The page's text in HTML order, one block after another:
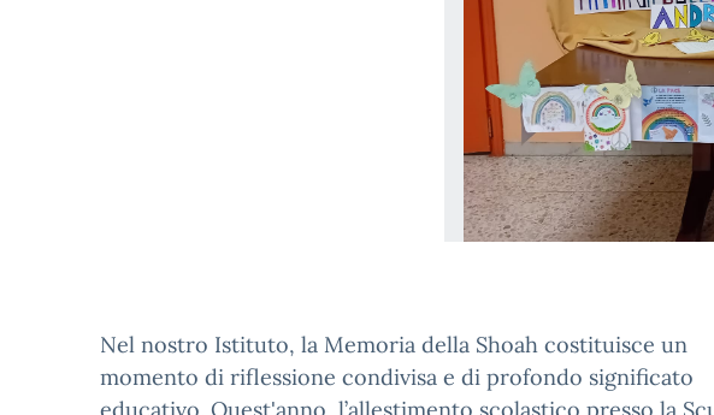
Nel nostro Istituto, la Memoria della Shoah costituisce un
momento di riflessione condivisa e di profondo significato